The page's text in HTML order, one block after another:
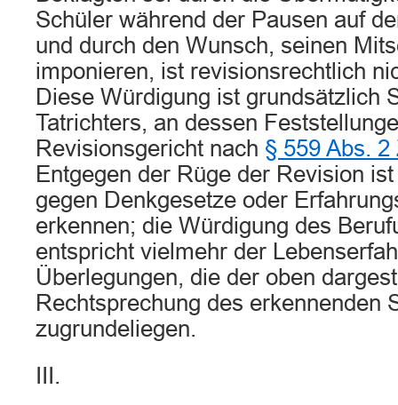
Schüler während der Pausen auf
und durch den Wunsch, seinen
imponieren, ist revisionsrechtlich
Diese Würdigung ist grundsätzlich
Tatrichters, an dessen
Revisionsgericht nach § 559 Abs. 2
Entgegen der Rüge der Revision
gegen Denkgesetze oder
erkennen; die Würdigung des
entspricht vielmehr der
Überlegungen, die der oben
Rechtsprechung des erkennenden
zugrundeliegen.
III.